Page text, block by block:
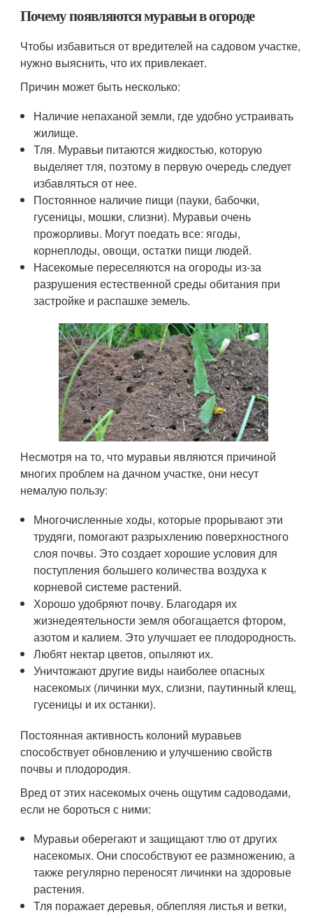
Почему появляются муравьи в огороде
Чтобы избавиться от вредителей на садовом участке,
нужно выяснить, что их привлекает.
Причин может быть несколько:
Наличие непаханой земли, где удобно устраивать
жилище.
Тля. Муравьи питаются жидкостью, которую
выделяет тля, поэтому в первую очередь следует
избавляться от нее.
Постоянное наличие пищи (пауки, бабочки,
гусеницы, мошки, слизни). Муравьи очень
прожорливы. Могут поедать все: ягоды,
корнеплоды, овощи, остатки пищи людей.
Насекомые переселяются на огороды из-за
разрушения естественной среды обитания при
застройке и распашке земель.
Несмотря на то, что муравьи являются причиной
многих проблем на дачном участке, они несут
немалую пользу:
Многочисленные ходы, которые прорывают эти
трудяги, помогают разрыхлению поверхностного
слоя почвы. Это создает хорошие условия для
поступления большего количества воздуха к
корневой системе растений.
Хорошо удобряют почву. Благодаря их
жизнедеятельности земля обогащается фтором,
азотом и калием. Это улучшает ее плодородность.
Любят нектар цветов, опыляют их.
Уничтожают другие виды наиболее опасных
насекомых (личинки мух, слизни, паутинный клещ,
гусеницы и их останки).
Постоянная активность колоний муравьев
способствует обновлению и улучшению свойств
почвы и плодородия.
Вред от этих насекомых очень ощутим садоводами,
если не бороться с ними:
Муравьи оберегают и защищают тлю от других
насекомых. Они способствуют ее размножению, а
также регулярно переносят личинки на здоровые
растения.
Тля поражает деревья, облепляя листья и ветки,